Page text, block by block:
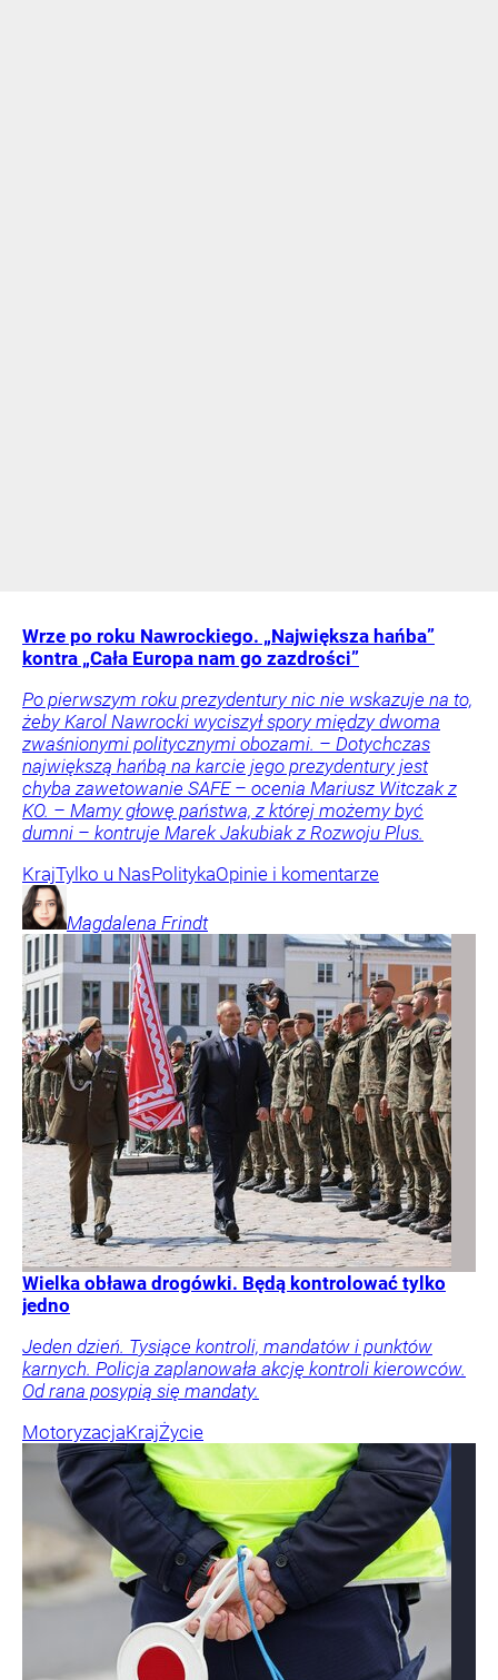
Wrze po roku Nawrockiego. „Największa hańba”
kontra „Cała Europa nam go zazdrości”
Po pierwszym roku prezydentury nic nie wskazuje na to,
żeby Karol Nawrocki wyciszył spory między dwoma
zwaśnionymi politycznymi obozami. – Dotychczas
największą hańbą na karcie jego prezydentury jest
chyba zawetowanie SAFE – ocenia Mariusz Witczak z
KO. – Mamy głowę państwa, z której możemy być
dumni – kontruje Marek Jakubiak z Rozwoju Plus.
KrajTylko u NasPolitykaOpinie i komentarze
Magdalena Frindt
Wielka obława drogówki. Będą kontrolować tylko
jedno
Jeden dzień. Tysiące kontroli, mandatów i punktów
karnych. Policja zaplanowała akcję kontroli kierowców.
Od rana posypią się mandaty.
MotoryzacjaKrajŻycie